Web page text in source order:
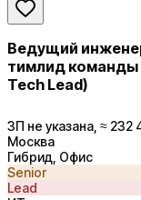
Ведущий
тимлид команды
Tech Lead)
ЗП не указана, ≈ 232
Москва
Гибрид, Офис
Senior
Lead